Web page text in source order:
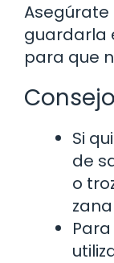
guardarla
para que
Si
de
o